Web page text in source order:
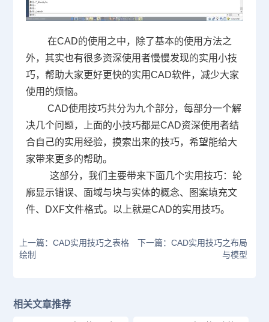
在CAD的使用之中，除了基本的使用方法之
外，其实也有很多资深使用者慢慢发现的实用小技
巧，帮助大家更好更快的实用CAD软件，减少大家
使用的烦恼。
CAD使用技巧共分为九个部分，每部分一个解
决几个问题，上面的小技巧都是CAD资深使用者结
合自己的实用经验，摸索出来的技巧，希望能给大
家带来更多的帮助。
这部分，我们主要带来下面几个实用技巧：轮
廓显示错误、面域与块与实体的概念、图案填充文
件、
DXF文件格式。以上就是CAD的实用技巧。
上一篇：CAD实用技巧之表格
绘制
下一篇：CAD实用技巧之布局
与模型
相关文章推荐